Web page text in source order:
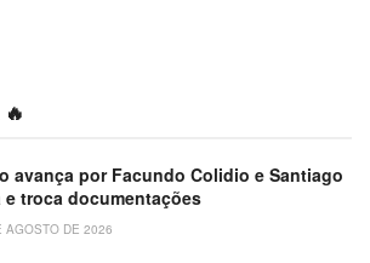
avança por Facundo Colidio e Santiago
e troca documentações
AGOSTO DE 2026